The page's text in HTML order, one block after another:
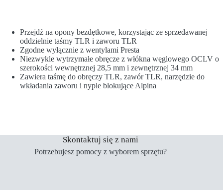
Przejdź na opony bezdętkowe, korzystając ze sprzedawanej
oddzielnie taśmy TLR i zaworu TLR
Zgodne wyłącznie z wentylami Presta
Niezwykle wytrzymałe obręcze z włókna węglowego OCLV o
szerokości wewnętrznej 28,5 mm i zewnętrznej 34 mm
Zawiera taśmę do obręczy TLR, zawór TLR, narzędzie do
wkładania zaworu i nyple blokujące Alpina
Skontaktuj się z nami
Potrzebujesz pomocy z wyborem sprzętu?